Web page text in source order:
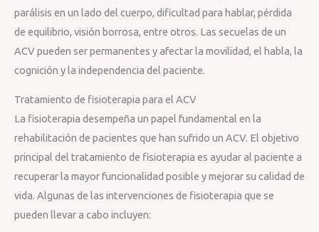
parálisis en un lado del cuerpo, dificultad para hablar, pérdida
de equilibrio, visión borrosa, entre otros. Las secuelas de un
ACV pueden ser permanentes y afectar la movilidad, el habla, la
cognición y la independencia del paciente.
Tratamiento de fisioterapia para el ACV
La fisioterapia desempeña un papel fundamental en la
rehabilitación de pacientes que han sufrido un ACV. El objetivo
principal del tratamiento de fisioterapia es ayudar al paciente a
recuperar la mayor funcionalidad posible y mejorar su calidad de
vida. Algunas de las intervenciones de fisioterapia que se
pueden llevar a cabo incluyen: